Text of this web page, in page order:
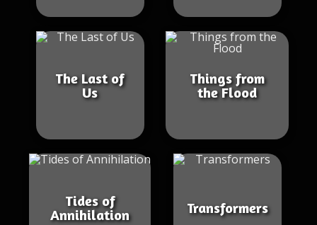
The Last of
Us
Things from
the Flood
Tides of
Annihilation
Transformers